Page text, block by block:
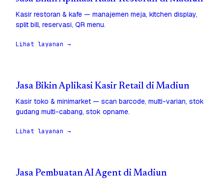
Kasir restoran & kafe — manajemen meja, kitchen display,
split bill, reservasi, QR menu.
Lihat layanan →
Jasa Bikin Aplikasi Kasir Retail di Madiun
Kasir toko & minimarket — scan barcode, multi-varian, stok
gudang multi-cabang, stok opname.
Lihat layanan →
Jasa Pembuatan AI Agent di Madiun